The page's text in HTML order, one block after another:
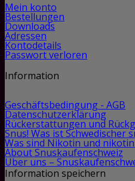
Mein konto
Bestellungen
Downloads
Adressen
Kontodetails
Passwort verloren
Information
Geschäftsbedingung - AGB
Datenschutzerklärung
Rückerstattungen und
Snus! Was ist Schwedischer
Was sind Nikotin und
About Snuskaufenschweiz
Über uns –
Information speichern